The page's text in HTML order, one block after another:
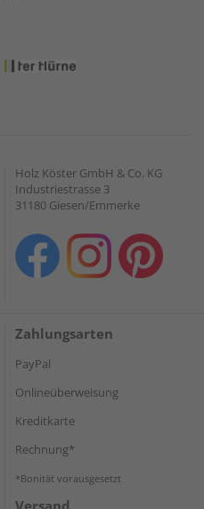
Holz Köster GmbH & Co. KG
Industriestrasse 3
31180 Giesen/Emmerke
Zahlungsarten
PayPal
Onlineüberweisung
Kreditkarte
Rechnung*
*Bonität vorausgesetzt